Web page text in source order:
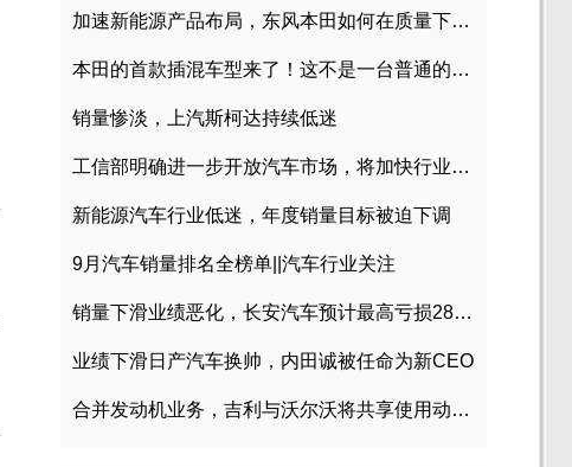
加速新能源产品布局，东风本田如何在质量下转型？
本田的首款插混车型来了！这不是一台普通的CR-V
销量惨淡，上汽斯柯达持续低迷
工信部明确进一步开放汽车市场，将加快行业兼并重组
新能源汽车行业低迷，年度销量目标被迫下调
9月汽车销量排名全榜单||汽车行业关注
销量下滑业绩恶化，长安汽车预计最高亏损28亿元
业绩下滑日产汽车换帅，内田诚被任命为新CEO
合并发动机业务，吉利与沃尔沃将共享使用动力总成